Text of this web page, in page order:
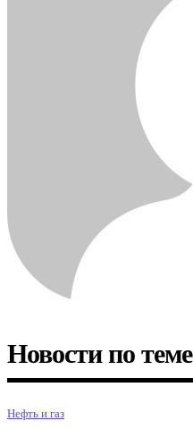
Новости по теме
Нефть и газ